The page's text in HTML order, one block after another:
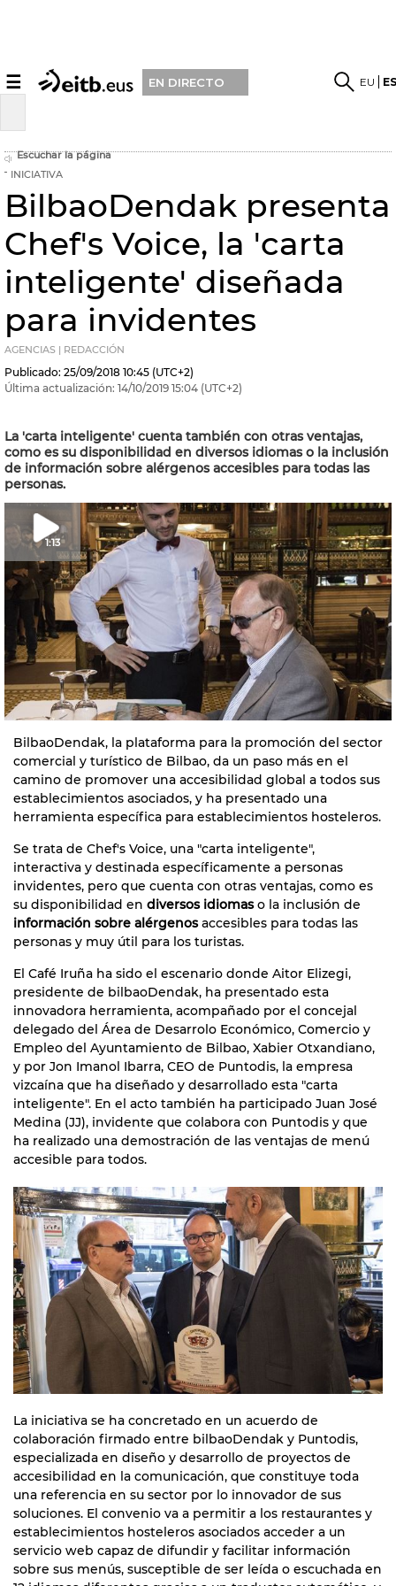
☰ EN DIRECTO EU
Escuchar la página
INICIATIVA
BilbaoDendak presenta
Chef's Voice, la 'carta
inteligente' diseñada
para invidentes
AGENCIAS | REDACCIÓN
Publicado: 25/09/2018 10:45 (UTC+2)
Última actualización: 14/10/2019 15:04 (UTC+2)
La 'carta inteligente' cuenta también con otras ventajas,
como es su disponibilidad en diversos idiomas o la inclusión
de información sobre alérgenos accesibles para todas las
personas.
1:13
BilbaoDendak, la plataforma para la promoción del sector
comercial y turístico de Bilbao, da un paso más en el
camino de promover una accesibilidad global a todos sus
establecimientos asociados, y ha presentado una
herramienta específica para establecimientos hosteleros.
Se trata de Chef's Voice, una "carta inteligente",
interactiva y destinada específicamente a personas
invidentes, pero que cuenta con otras ventajas, como es
su disponibilidad en diversos idiomaso la inclusión de
información sobre alérgenosaccesibles para todas las
personas y muy útil para los turistas.
El Café Iruña ha sido el escenario donde Aitor Elizegi,
presidente de bilbaoDendak, ha presentado esta
innovadora herramienta, acompañado por el concejal
delegado del Área de Desarrolo Económico, Comercio y
Empleo del Ayuntamiento de Bilbao, Xabier Otxandiano,
y por Jon Imanol Ibarra, CEO de Puntodis, la empresa
vizcaína que ha diseñado y desarrollado esta "carta
inteligente". En el acto también ha participado Juan José
Medina (JJ), invidente que colabora con Puntodis y que
ha realizado una demostración de las ventajas de menú
accesible para todos.
La iniciativa se ha concretado en un acuerdo de
colaboración firmado entre bilbaoDendak y Puntodis,
especializada en diseño y desarrollo de proyectos de
accesibilidad en la comunicación, que constituye toda
una referencia en su sector por lo innovador de sus
soluciones. El convenio va a permitir a los restaurantes y
establecimientos hosteleros asociados acceder a un
servicio web capaz de difundir y facilitar información
sobre sus menús, susceptible de ser leída o escuchada en